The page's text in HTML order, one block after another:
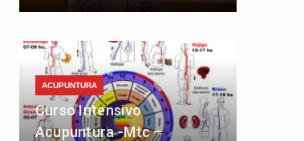
ACUPUNTURA
Curso Intensivo
Acupuntura -Mtc –